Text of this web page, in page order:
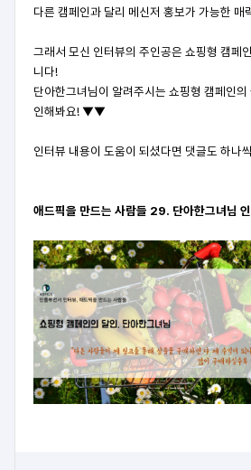
다른 캠페인과 달리 메신저 홍보가 가능한 매
그래서 모신 인터뷰의 주인공은 쇼핑형 캠페
니다!
단아한그녀님이 알려주시는 쇼핑형 캠페인
인해봐요! ▼▼
인터뷰 내용이 도움이 되셨다면 댓글도 하나
애드픽을 만드는 사람들 29. 단아한그녀님